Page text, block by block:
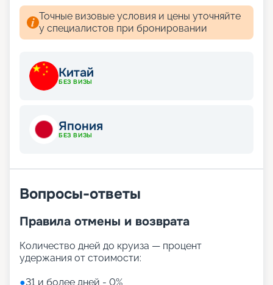
Точные визовые условия и цены уточняйте
у специалистов при бронировании
Китай
БЕЗ ВИЗЫ
Япония
БЕЗ ВИЗЫ
Вопросы-ответы
Правила отмены и возврата
Количество дней до круиза — процент
удержания от стоимости:
●31 и более дней - 0%